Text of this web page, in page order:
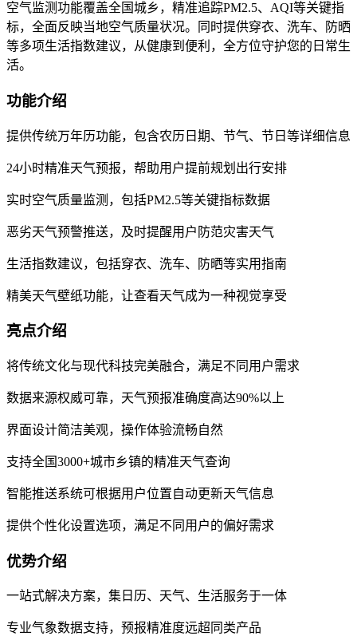
空气监测功能覆盖全国城乡，精准追踪PM2.5、AQI等关键指
标，全面反映当地空气质量状况。同时提供穿衣、洗车、防晒
等多项生活指数建议，从健康到便利，全方位守护您的日常生
活。
功能介绍
提供传统万年历功能，包含农历日期、节气、节日等详细信息
24小时精准天气预报，帮助用户提前规划出行安排
实时空气质量监测，包括PM2.5等关键指标数据
恶劣天气预警推送，及时提醒用户防范灾害天气
生活指数建议，包括穿衣、洗车、防晒等实用指南
精美天气壁纸功能，让查看天气成为一种视觉享受
亮点介绍
将传统文化与现代科技完美融合，满足不同用户需求
数据来源权威可靠，天气预报准确度高达90%以上
界面设计简洁美观，操作体验流畅自然
支持全国3000+城市乡镇的精准天气查询
智能推送系统可根据用户位置自动更新天气信息
提供个性化设置选项，满足不同用户的偏好需求
优势介绍
一站式解决方案，集日历、天气、生活服务于一体
专业气象数据支持，预报精准度远超同类产品